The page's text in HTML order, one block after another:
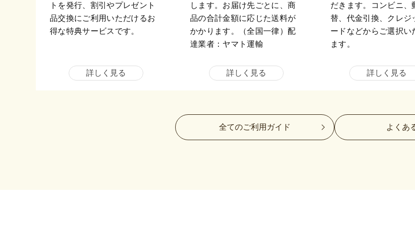
トを発行、割引やプレゼント
品交換にご利用いただけるお
得な特典サービスです。
詳しく見る
します。お届け先ごとに、商
品の合計金額に応じた送料が
かかります。（全国一律）配
達業者：ヤマト運輸
詳しく見る
だきます。コンビニ、
替、代金引換、クレジ
ードなどからご選択い
ます。
詳しく見る
全てのご利用ガイド よくあ